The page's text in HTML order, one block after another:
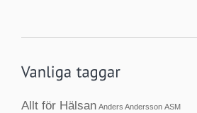
Allt för Hälsan Anders Andersson ASM